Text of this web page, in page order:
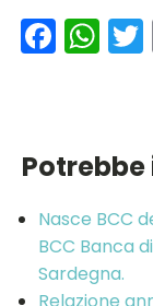
Nasce BCC
BCC Banca
Sardegna.